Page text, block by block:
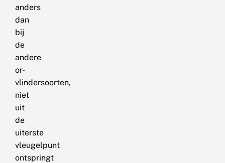
anders
dan
bij
de
andere
or-
vlindersoorten,
niet
uit
de
uiterste
vleugelpunt
ontspringt